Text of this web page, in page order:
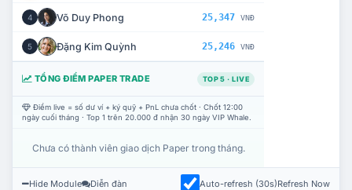
4 Võ Duy Phong 25,347 VNĐ
5 Đặng Kim Quỳnh 25,246 VNĐ
TỔNG ĐIỂM PAPER TRADE TOP 5 · LIVE
Điểm live = số dư ví + ký quỹ + PnL chưa chốt · Chốt 12:00
ngày cuối tháng · Top 1 trên 20.000 đ nhận 30 ngày VIP Whale.
Chưa có thành viên giao dịch Paper trong tháng.
Hide Module Diễn đàn Auto-refresh (30s)Refresh Now